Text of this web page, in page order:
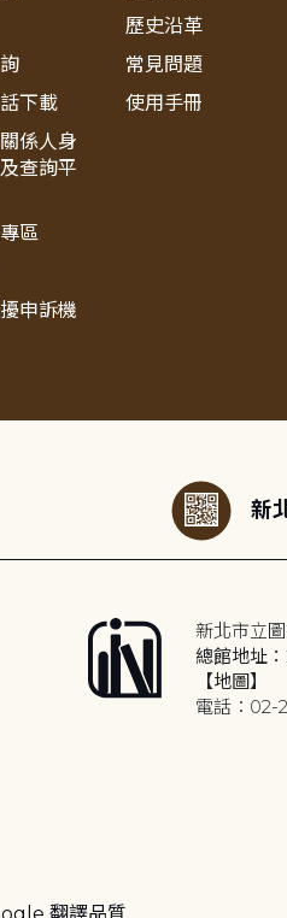
下載
係人身
查詢平
區
申訴機
歷史沿革
常見問題
使用手冊
新
新北市立
總館地址
【地圖】
電話：02-